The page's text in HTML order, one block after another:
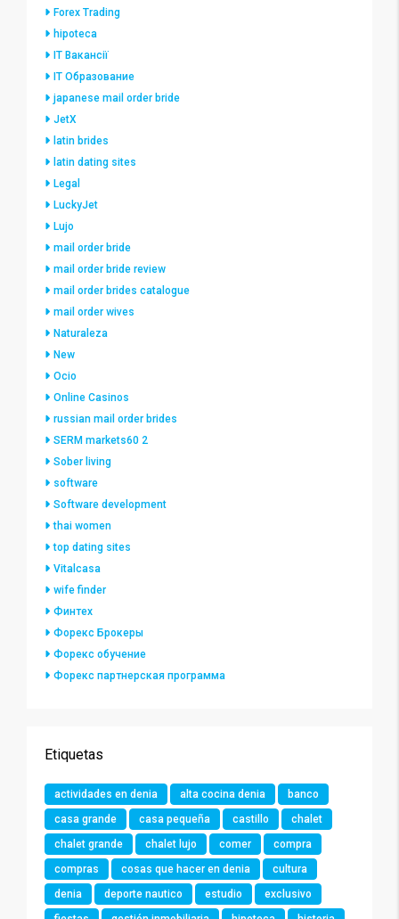
Forex Trading
hipoteca
IT Вакансії
IT Образование
japanese mail order bride
JetX
latin brides
latin dating sites
Legal
LuckyJet
Lujo
mail order bride
mail order bride review
mail order brides catalogue
mail order wives
Naturaleza
New
Ocio
Online Casinos
russian mail order brides
SERM markets60 2
Sober living
software
Software development
thai women
top dating sites
Vitalcasa
wife finder
Финтех
Форекс Брокеры
Форекс обучение
Форекс партнерская программа
Etiquetas
actividades en denia alta cocina denia
banco
casa grande
casa pequeña castillo
chalet
chalet grande
chalet lujo comer
compra
compras
cosas que hacer en denia
cultura
denia
deporte nautico estudio
exclusivo